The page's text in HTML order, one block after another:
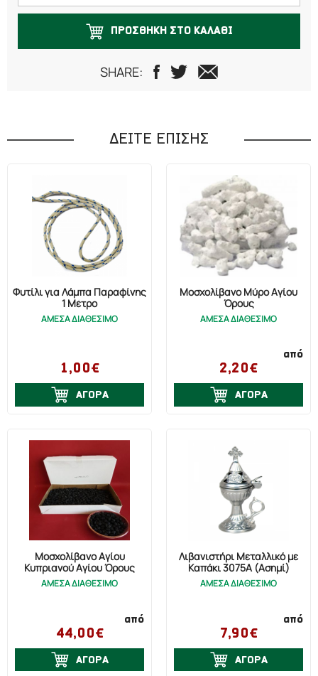
200 γραμμάρια
250 γραμμάρια
300 γραμμάρια
ΠΡΟΣΘΗΚΗ ΣΤΟ ΚΑΛΑΘΙ
SHARE:
ΔΕΙΤΕ ΕΠΙΣΗΣ
Φυτίλι για Λάμπα Παραφίνης
1 Μέτρο
ΑΜΕΣΑ ΔΙΑΘΕΣΙΜΟ
1,00€
ΑΓΟΡΑ
Μοσχολίβανο Μύρο Αγίου
Όρους
ΑΜΕΣΑ ΔΙΑΘΕΣΙΜΟ
από
2,20€
ΑΓΟΡΑ
Μοσχολίβανο Αγίου
Κυπριανού Αγίου Όρους
ΑΜΕΣΑ ΔΙΑΘΕΣΙΜΟ
από
44,00€
ΑΓΟΡΑ
Λιβανιστήρι Μεταλλικό με
Καπάκι 3075A (Ασημί)
ΑΜΕΣΑ ΔΙΑΘΕΣΙΜΟ
από
7,90€
ΑΓΟΡΑ